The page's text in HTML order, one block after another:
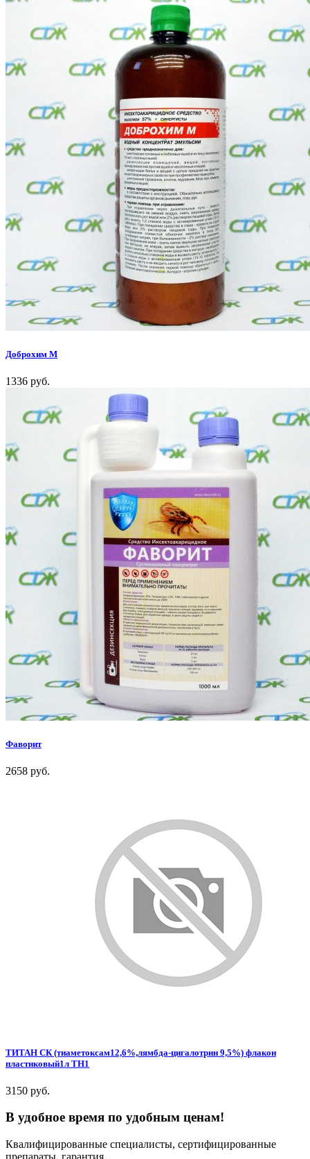
Доброхим М
1336 руб.
Фаворит
2658 руб.
ТИТАН СК (тиаметоксам12,6%,лямбда-цигалотрин 9,5%) флакон
пластиковый1л ТН1
3150 руб.
В удобное время по удобным ценам!
Квалифицированные специалисты, сертифицированные